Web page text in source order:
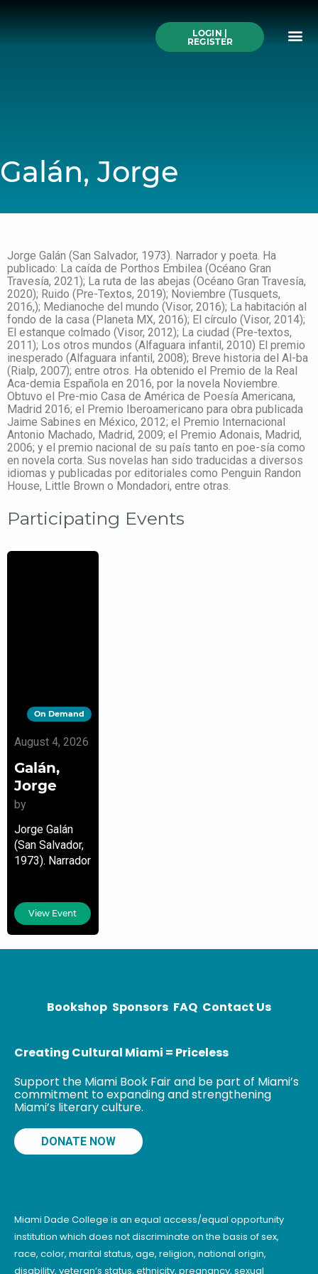
LOGIN |
REGISTER
Galán, Jorge
Jorge Galán (San Salvador, 1973). Narrador y poeta. Ha
publicado: La caída de Porthos Embilea (Océano Gran
Travesía, 2021); La ruta de las abejas (Océano Gran Travesía,
2020); Ruido (Pre-Textos, 2019); Noviembre (Tusquets,
2016,); Medianoche del mundo (Visor, 2016); La habitación al
fondo de la casa (Planeta MX, 2016); El círculo (Visor, 2014);
El estanque colmado (Visor, 2012); La ciudad (Pre-textos,
2011); Los otros mundos (Alfaguara infantil, 2010) El premio
inesperado (Alfaguara infantil, 2008); Breve historia del Al-ba
(Rialp, 2007); entre otros. Ha obtenido el Premio de la Real
Aca-demia Española en 2016, por la novela Noviembre.
Obtuvo el Pre-mio Casa de América de Poesía Americana,
Madrid 2016; el Premio Iberoamericano para obra publicada
Jaime Sabines en México, 2012; el Premio Internacional
Antonio Machado, Madrid, 2009; el Premio Adonais, Madrid,
2006; y el premio nacional de su país tanto en poe-sía como
en novela corta. Sus novelas han sido traducidas a diversos
idiomas y publicadas por editoriales como Penguin Randon
House, Little Brown o Mondadori, entre otras.
Participating Events
On Demand
August 4, 2026
Galán,
Jorge
by
Jorge Galán
(San Salvador,
1973). Narrador
caída de
Porthos
Embilea
de las abejas
View Event
Bookshop Sponsors FAQ Contact Us
Creating Cultural Miami = Priceless
Support the Miami Book Fair and be part of Miami’s
commitment to expanding and strengthening
Miami’s literary culture.
DONATE NOW
Miami Dade College is an equal access/equal opportunity
institution which does not discriminate on the basis of sex,
race, color, marital status, age, religion, national origin,
disability, veteran’s status, ethnicity, pregnancy, sexual